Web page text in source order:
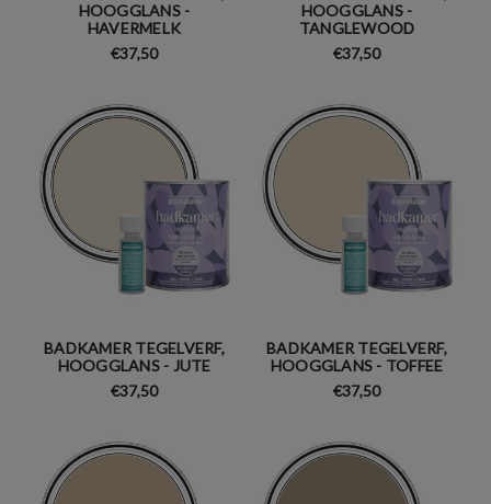
HOOGGLANS -
HAVERMELK
€37,50
HOOGGLANS -
TANGLEWOOD
€37,50
BADKAMER TEGELVERF,
HOOGGLANS - JUTE
€37,50
BADKAMER TEGELVERF,
HOOGGLANS - TOFFEE
€37,50